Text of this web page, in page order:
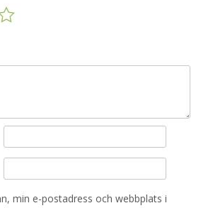
min e-postadress och webbplats i